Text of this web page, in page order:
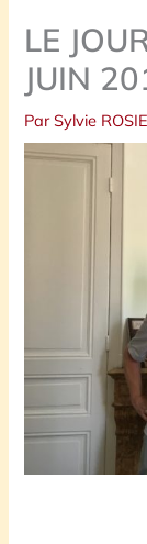
LE
JUIN
ParSylvie